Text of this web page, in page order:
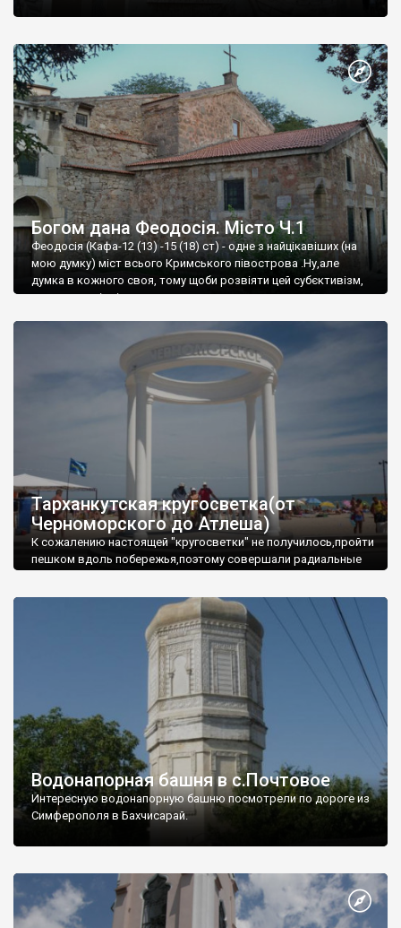
Богом дана Феодосія. Місто Ч.1
Феодосія (Кафа-12 (13) -15 (18) ст) - одне з найцікавіших (на
мою думку) міст всього Кримського півострова .Ну,але
думка в кожного своя, тому щоби розвіяти цей субєктивізм,
запрошую відвідати це
Тарханкутская кругосветка(от
Черноморского до Атлеша)
К сожалению настоящей "кругосветки" не получилось,пройти
пешком вдоль побережья,поэтому совершали радиальные
Водонапорная башня в с.Почтовое
Интересную водонапорную башню посмотрели по дороге из
Симферополя в Бахчисарай.